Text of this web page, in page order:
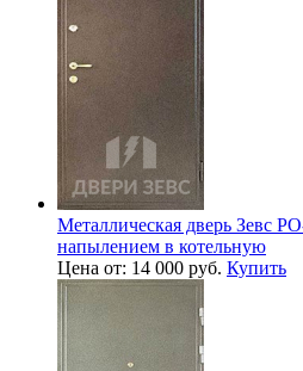
Металлическая дверь Зевс
напылением в котельную
Цена от: 14 000 руб. Купить